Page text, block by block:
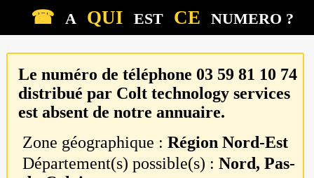
☎ A QUI EST CE NUMERO ?
Le numéro de téléphone 03 59 81 10 74
distribué par Colt technology services
est absent de notre annuaire.
Zone géographique :Région Nord-Est
Département(s) possible(s) :Nord, Pas-